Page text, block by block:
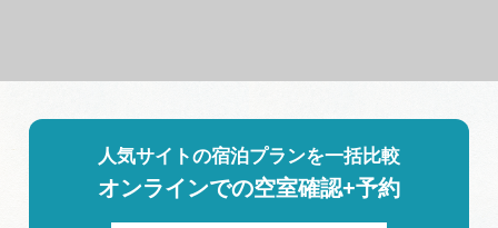
人気サイトの宿泊プランを一括比較
オンラインでの空室確認+予約